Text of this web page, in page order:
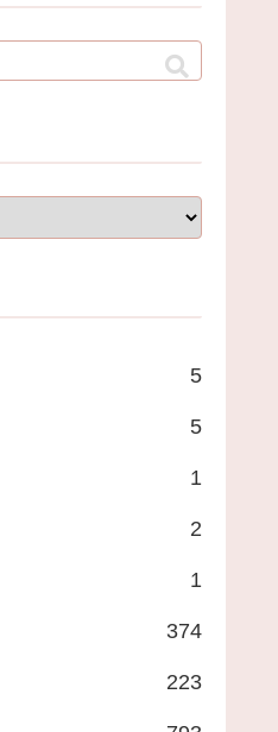
5
5
1
2
1
374
223